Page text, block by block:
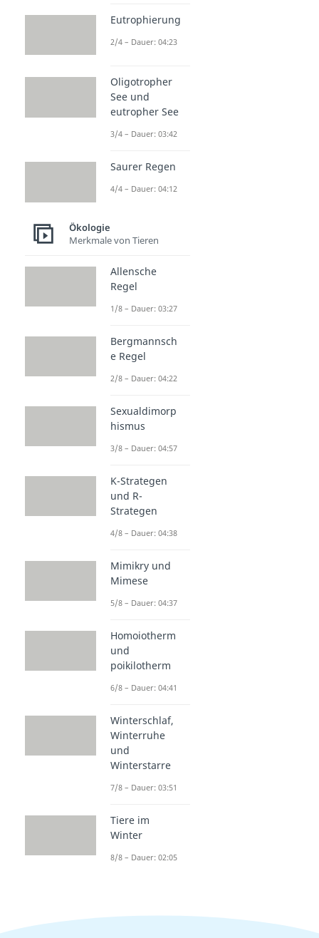
Eutrophierung
2/4 – Dauer: 04:23
Oligotropher
See und
eutropher See
3/4 – Dauer: 03:42
Saurer Regen
4/4 – Dauer: 04:12
Ökologie
Merkmale von Tieren
Allensche
Regel
1/8 – Dauer: 03:27
Bergmannsch
e Regel
2/8 – Dauer: 04:22
Sexualdimorp
hismus
3/8 – Dauer: 04:57
K-Strategen
und R-
Strategen
4/8 – Dauer: 04:38
Mimikry und
Mimese
5/8 – Dauer: 04:37
Homoiotherm
und
poikilotherm
6/8 – Dauer: 04:41
Winterschlaf,
Winterruhe
und
Winterstarre
7/8 – Dauer: 03:51
Tiere im
Winter
8/8 – Dauer: 02:05